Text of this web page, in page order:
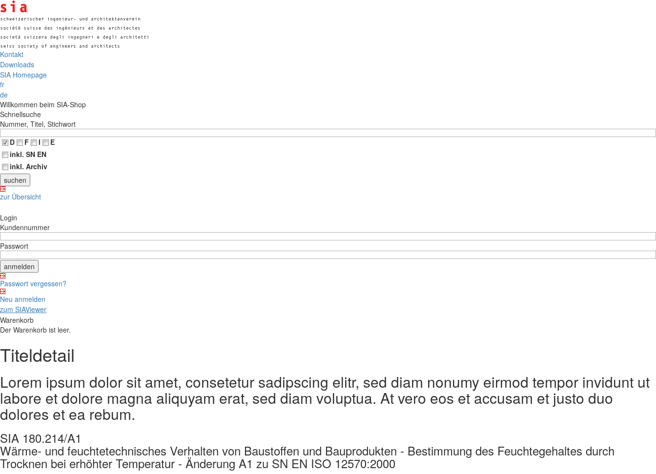
Kontakt
Downloads
SIA Homepage
fr
de
Willkommen beim SIA-Shop
Schnellsuche
Nummer, Titel, Stichwort
D
F I
E
inkl. SN EN
inkl. Archiv
zur Übersicht
Login
Kundennummer
Passwort
Passwort vergessen?
Neu anmelden
zum SIAViewer
Warenkorb
Der Warenkorb ist leer.
Titeldetail
Lorem ipsum dolor sit amet, consetetur sadipscing elitr, sed diam nonumy eirmod tempor invidunt ut
labore et dolore magna aliquyam erat, sed diam voluptua. At vero eos et accusam et justo duo
dolores et ea rebum.
SIA 180.214/A1
Wärme- und feuchtetechnisches Verhalten von Baustoffen und Bauprodukten - Bestimmung des Feuchtegehaltes durch
Trocknen bei erhöhter Temperatur - Änderung A1 zu SN EN ISO 12570:2000